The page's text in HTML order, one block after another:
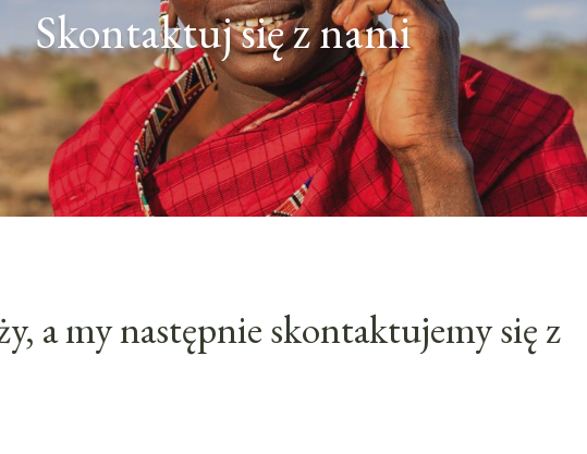
Skontaktuj się z nami
a my następnie skontaktujemy się z